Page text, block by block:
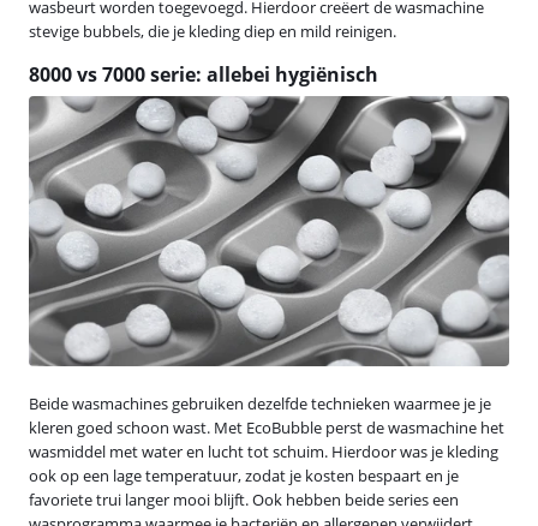
wasbeurt worden toegevoegd. Hierdoor creëert de wasmachine
stevige bubbels, die je kleding diep en mild reinigen.
8000 vs 7000 serie: allebei hygiënisch
Beide wasmachines gebruiken dezelfde technieken waarmee je je
kleren goed schoon wast. Met EcoBubble perst de wasmachine het
wasmiddel met water en lucht tot schuim. Hierdoor was je kleding
ook op een lage temperatuur, zodat je kosten bespaart en je
favoriete trui langer mooi blijft. Ook hebben beide series een